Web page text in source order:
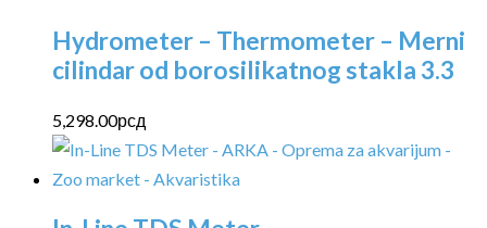
Hydrometer – Thermometer – Merni
cilindar od borosilikatnog stakla 3.3
5,298.00рсд